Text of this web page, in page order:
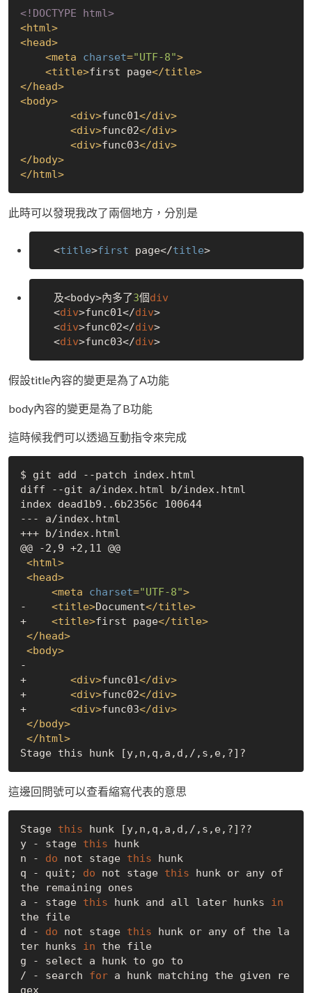
<!DOCTYPE html>
<html>
<head>
<meta charset="UTF-8">
<title>first page</title>
</head>
<body>
<div>func01</div>
<div>func02</div>
<div>func03</div>
</body>
</html>
此時可以發現我改了兩個地方，分別是
  <
title>first page</title >
  及<body>內多了
3個div
  <
div>func01</div>
  <
div>func02</div>
  <
div>func03</div >
假設title內容的變更是為了A功能
body內容的變更是為了B功能
這時候我們可以透過互動指令來完成
$ git add --patch index.html
diff --git a/index.html b/index.html
index dead1b9..6b2356c 100644
--- a/index.html
+++ b/index.html
@@ -2,9 +2,11 @@
<html>
<head>
<meta charset="UTF-8">
- <title>Document</title>
+ <title>first page</title>
</head>
<body>
-
+ <div>func01</div>
+ <div>func02</div>
+ <div>func03</div>
</body>
</html>
這邊回問號可以查看縮寫代表的意思
Stage this hunk [y,n,q,a,d,/,s,e,?]??
y - stage this hunk
n - do not stage this hunk
q - quit; do not stage this hunk or any of
the remaining ones
a - stage this hunk and all later hunks in
the file
d - do not stage this hunk or any of the la
ter hunks in the file
g - select a hunk to go to
/ - search for a hunk matching the given re
gex